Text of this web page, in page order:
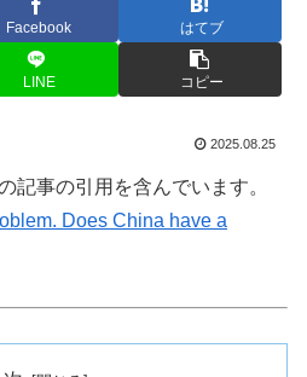
Facebook はてブ
LINE コピー
2025.08.25
記事の引用を含んでいます。
Does China have a